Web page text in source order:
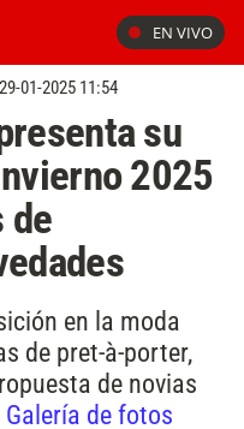
EN VIVO
29-01-2025 11:54
su
2025
de
en la moda
de pret-à-porter,
de novias
Galería de fotos